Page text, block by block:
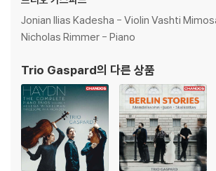
Jonian Ilias Kadesha - Violin Vashti
Nicholas Rimmer - Piano
Trio Gaspard의 다른 상품